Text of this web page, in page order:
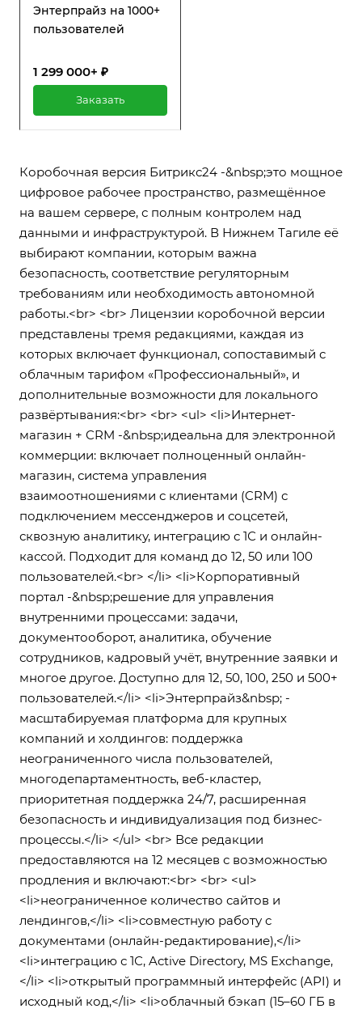
Энтерпрайз на 1000+
пользователей
1 299 000+ ₽
Заказать
Коробочная версия Битрикс24 -&nbsp;это мощное
цифровое рабочее пространство, размещённое
на вашем сервере, с полным контролем над
данными и инфраструктурой. В Нижнем Тагиле её
выбирают компании, которым важна
безопасность, соответствие регуляторным
требованиям или необходимость автономной
работы.<br> <br> Лицензии коробочной версии
представлены тремя редакциями, каждая из
которых включает функционал, сопоставимый с
облачным тарифом «Профессиональный», и
дополнительные возможности для локального
развёртывания:<br> <br> <ul> <li>Интернет-
магазин + CRM -&nbsp;идеальна для электронной
коммерции: включает полноценный онлайн-
магазин, система управления
взаимоотношениями с клиентами (CRM) с
подключением мессенджеров и соцсетей,
сквозную аналитику, интеграцию с 1С и онлайн-
кассой. Подходит для команд до 12, 50 или 100
пользователей.<br> </li> <li>Корпоративный
портал -&nbsp;решение для управления
внутренними процессами: задачи,
документооборот, аналитика, обучение
сотрудников, кадровый учёт, внутренние заявки и
многое другое. Доступно для 12, 50, 100, 250 и 500+
пользователей.</li> <li>Энтерпрайз&nbsp; -
масштабируемая платформа для крупных
компаний и холдингов: поддержка
неограниченного числа пользователей,
многодепартаментность, веб-кластер,
приоритетная поддержка 24/7, расширенная
безопасность и индивидуализация под бизнес-
процессы.</li> </ul> <br> Все редакции
предоставляются на 12 месяцев с возможностью
продления и включают:<br> <br> <ul>
<li>неограниченное количество сайтов и
лендингов,</li> <li>совместную работу с
документами (онлайн-редактирование),</li>
<li>интеграцию с 1С, Active Directory, MS Exchange,
</li> <li>открытый программный интерфейс (API) и
исходный код,</li> <li>облачный бэкап (15–60 ГБ в